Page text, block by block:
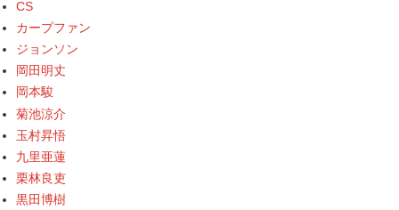
CS
カープファン
ジョンソン
岡田明丈
岡本駿
菊池涼介
玉村昇悟
九里亜蓮
栗林良吏
黒田博樹